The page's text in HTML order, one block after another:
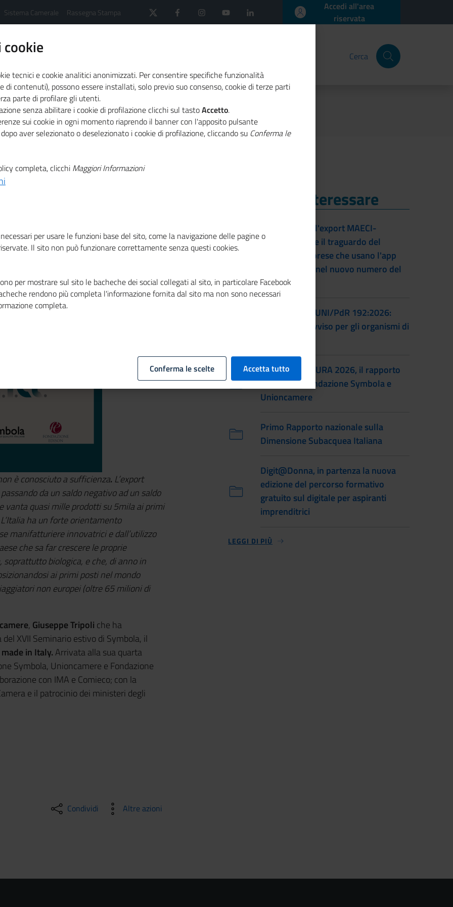
Sistema Camerale Rassegna Stampa
Accedi all'area
riservata
Cerca
sistema camerale
Primo Piano
Edison presentano il Rapporto I.T.A.L.I.A. 2019
Edison
I.T.A.L.I.A.
è conosciuto a sufficienza. L’export
da un saldo negativo ad un saldo
vanta quasi mille prodotti su 5mila ai primi
ha un forte orientamento
manifatturiere innovatrici e dall’utilizzo
che sa far crescere le proprie
biologica, e che, di anno in
ai primi posti nel mondo
non europei (oltre 65 milioni di
, Giuseppe Tripoli che ha
XVII Seminario estivo di Symbola, il
in Italy. Arrivata alla sua quarta
Symbola, Unioncamere e Fondazione
con IMA e Comieco; con la
e il patrocinio dei ministeri degli
Condividi Altre azioni
Ti Potrebbe Interessare
L'accordo per l'export MAECI-
Unioncamere e il traguardo del
numero di imprese che usano l'app
Impresa Italia nel nuovo numero del
magazine
Certificazione UNI/PdR 192:2026:
pubblicato l'avviso per gli organismi di
IO SONO CULTURA 2026, il rapporto
annuale di Fondazione Symbola e
Unioncamere
Primo Rapporto nazionale sulla
Dimensione Subacquea Italiana
Digit@Donna, in partenza la nuova
edizione del percorso formativo
gratuito sul digitale per aspiranti
imprenditrici
LEGGI DI PIÙ
tecnici e cookie analitici anonimizzati. Per consentire specifiche funzionalità
di contenuti), possono essere installati, solo previo suo consenso, cookie di terze parti
parte di profilare gli utenti.
senza abilitare i cookie di profilazione clicchi sul tastoAccetto.
sui cookie in ogni momento riaprendo il banner con l'apposito pulsante
aver selezionato o deselezionato i cookie di profilazione, cliccando su Conferma le
completa, clicchi Maggiori Informazioni
per usare le funzioni base del sito, come la navigazione delle pagine o
Il sito non può funzionare correttamente senza questi cookies.
per mostrare sul sito le bacheche dei social collegati al sito, in particolare Facebook
rendono più completa l'informazione fornita dal sito ma non sono necessari
completa.
Conferma le scelte Accetta tutto